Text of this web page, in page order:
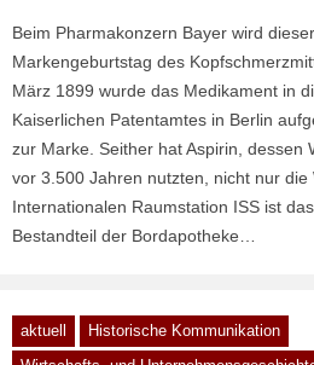
Beim Pharmakonzern Bayer wird
Markengeburtstag des
März 1899 wurde das Medikament in
Kaiserlichen Patentamtes in Berlin
zur Marke. Seither hat Aspirin, dessen
vor 3.500 Jahren nutzten, nicht nur die
Internationalen Raumstation ISS ist
Bestandteil der Bordapotheke…
aktuell
Historische Kommunikation